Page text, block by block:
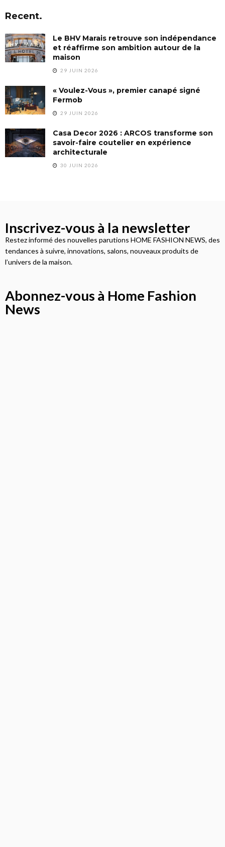
Recent.
Le BHV Marais retrouve son indépendance
et réaffirme son ambition autour de la
maison
29 JUIN 2026
« Voulez-Vous », premier canapé signé
Fermob
29 JUIN 2026
Casa Decor 2026 : ARCOS transforme son
savoir-faire coutelier en expérience
architecturale
30 JUIN 2026
Inscrivez-vous à la newsletter
Restez informé des nouvelles parutions HOME FASHION NEWS, des
tendances à suivre, innovations, salons, nouveaux produits de
l’univers de la maison.
Abonnez-vous à Home Fashion
News